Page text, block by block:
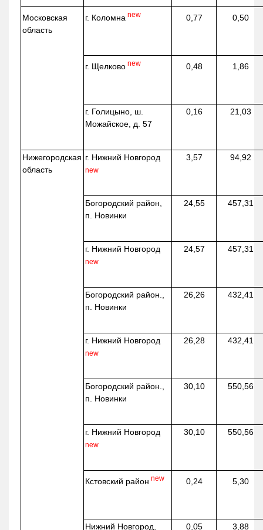
Московская
область
г. Коломна new 0,77 0,50
г. Щелково new 0,48 1,86
г. Голицыно, ш.
Можайское, д. 57
0,16 21,03
Нижегородская
область
г. Нижний Новгород
new
3,57 94,92
Богородский район,
п. Новинки
24,55 457,31
г. Нижний Новгород
new
24,57 457,31
Богородский район.,
п. Новинки
26,26 432,41
г. Нижний Новгород
new
26,28 432,41
Богородский район.,
п. Новинки
30,10 550,56
г. Нижний Новгород
new
30,10 550,56
Кстовский район new 0,24 5,30
Нижний Новгород,
0,05 3,88